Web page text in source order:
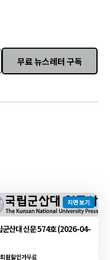
무료 뉴스레터 구독
지면 보기
군산대 신문 574호 (2026-04-
원할인가무료